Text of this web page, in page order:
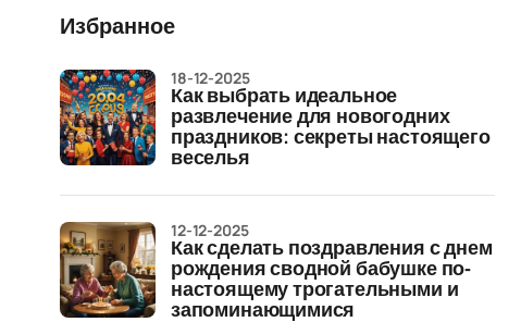
Избранное
Как выбрать идеальное
развлечение для новогодних
праздников: секреты настоящего
веселья
18-12-2025
Как сделать поздравления с днем
рождения сводной бабушке по-
настоящему трогательными и
запоминающимися
12-12-2025